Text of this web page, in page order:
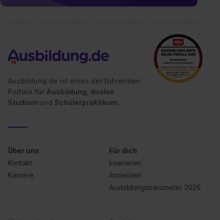
Ausbildung.de ist eines der führenden
Portale für Ausbildung, duales
Studium und Schülerpraktikum.
Über uns
Kontakt
Karriere
Für dich
Inserieren
Anmelden
Ausbildungsbarometer 2026